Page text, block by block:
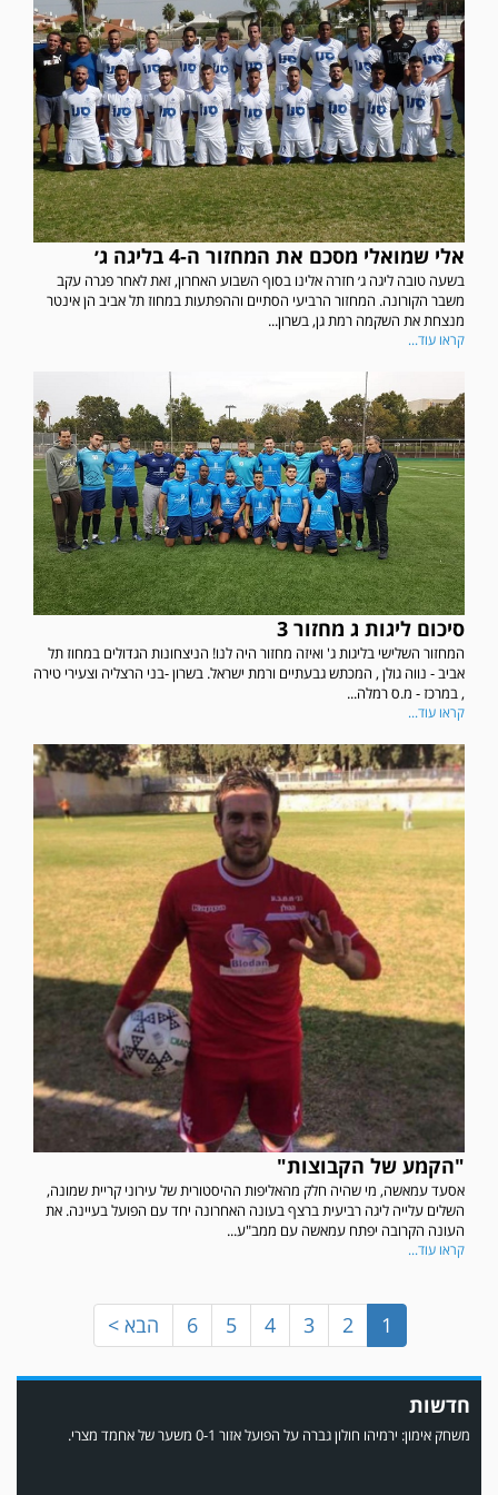
אלי שמואלי מסכם את המחזור ה-4 בליגה ג׳
בשעה טובה ליגה ג׳ חזרה אלינו בסוף השבוע האחרון, זאת לאחר פגרה עקב
משבר הקורונה. המחזור הרביעי הסתיים וההפתעות במחוז תל אביב הן אינטר
מנצחת את השקמה רמת גן, בשרון...
קראו עוד...
סיכום ליגות ג מחזור 3
המחזור השלישי בליגות ג' ואיזה מחזור היה לנו! הניצחונות הגדולים במחוז תל
אביב - נווה גולן , המכתש גבעתיים ורמת ישראל. בשרון -בני הרצליה וצעירי טירה
, במרכז - מ.ס רמלה...
קראו עוד...
"הקמע של הקבוצות"
אסעד עמאשה, מי שהיה חלק מהאליפות ההיסטורית של עירוני קריית שמונה,
השלים עלייה ליגה רביעית ברצף בעונה האחרונה יחד עם הפועל בעיינה. את
העונה הקרובה יפתח עמאשה עם ממב"ע...
קראו עוד...
1
2
3
4
5
6 הבא >
חדשות
במשחק אימון שהתקיים הבוקר יום ה' ניצחה קרית מלאכי את עירוני אשדוד 5-0.
משחק אימון: ירמיהו חולון גברה על הפועל אזור 0-1 משער של אחמד מצרי.